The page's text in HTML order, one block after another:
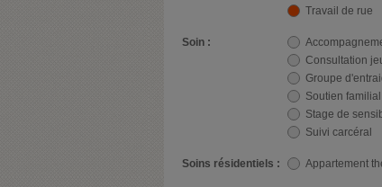
Travail de rue
Soin :
Consultation
Groupe
Soutien
Stage de
Suivi carcéral
Soins résidentiels : Appartement